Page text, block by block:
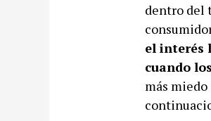
dentro del
el interés
cuando
más miedo